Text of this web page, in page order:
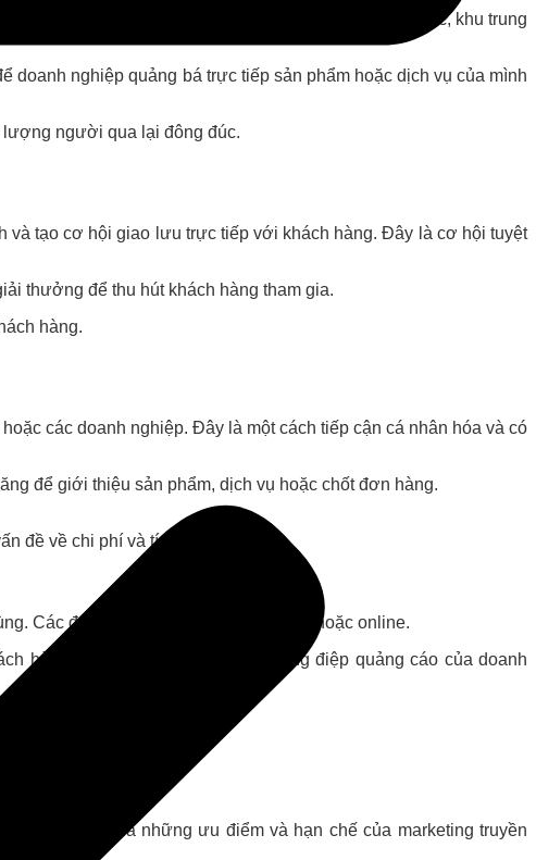
địa điểm có lượng giao thông cao như đường cao tốc, khu trung
doanh nghiệp quảng bá trực tiếp sản phẩm hoặc dịch vụ của mình
lượng người qua lại đông đúc.
và tạo cơ hội giao lưu trực tiếp với khách hàng. Đây là cơ hội tuyệt
thưởng để thu hút khách hàng tham gia.
hàng.
các doanh nghiệp. Đây là một cách tiếp cận cá nhân hóa và có
để giới thiệu sản phẩm, dịch vụ hoặc chốt đơn hàng.
đề về chi phí và tính hiệu quả.
Các đại lý sẽ bán hàng tại cửa hàng hoặc online.
hàng cuối cùng và truyền đạt thông điệp quảng cáo của doanh
Dưới đây là những ưu điểm và hạn chế của marketing truyền